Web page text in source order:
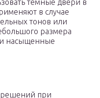
темные двери в
в случае
тонов или
размера
и насыщенные
при